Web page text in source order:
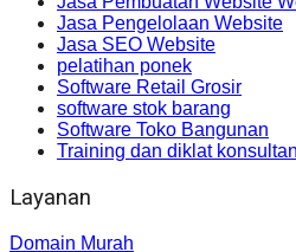
Jasa Pengelolaan Website
Jasa SEO Website
pelatihan ponek
Software Retail Grosir
software stok barang
Software Toko Bangunan
Training dan diklat konsultan
Layanan
Domain Murah